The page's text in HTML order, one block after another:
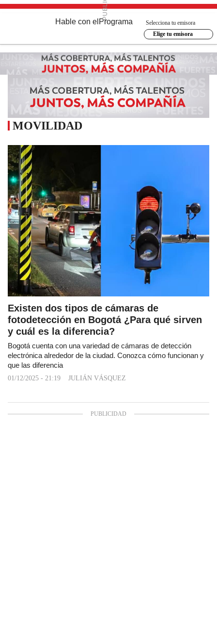
Hable con el Programa
Selecciona tu emisora
Elige tu emisora
MOVILIDAD
Existen dos tipos de cámaras de
fotodetección en Bogotá ¿Para qué sirven
y cuál es la diferencia?
Bogotá cuenta con una variedad de cámaras de detección
electrónica alrededor de la ciudad. Conozca cómo funcionan y
que las diferencia
01/12/2025 - 21:19 JULIÁN VÁSQUEZ